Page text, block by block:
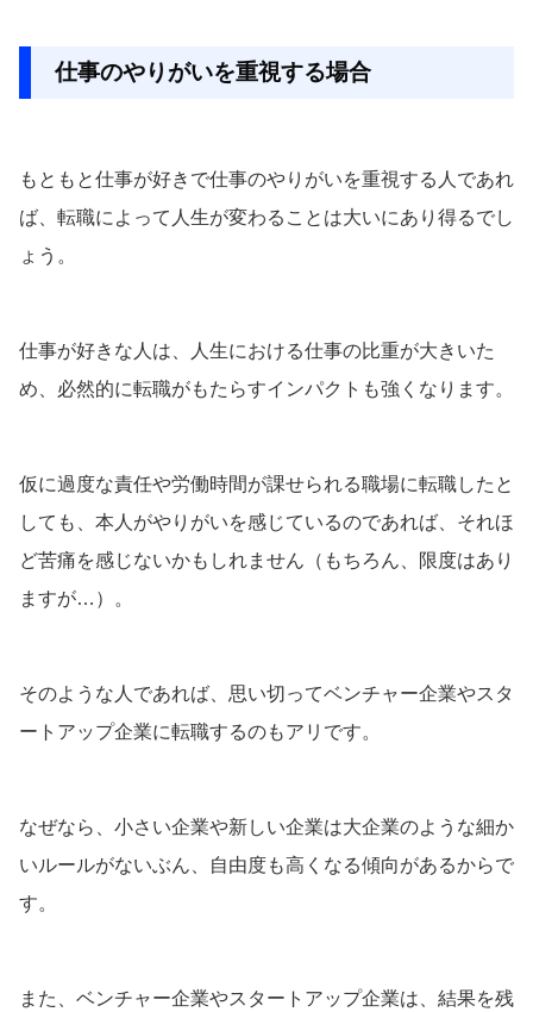
仕事のやりがいを重視する場合
もともと仕事が好きで仕事のやりがいを重視する人であれ
ば、転職によって人生が変わることは大いにあり得るでし
ょう。
仕事が好きな人は、人生における仕事の比重が大きいた
め、必然的に転職がもたらすインパクトも強くなります。
仮に過度な責任や労働時間が課せられる職場に転職したと
しても、本人がやりがいを感じているのであれば、それほ
ど苦痛を感じないかもしれません（もちろん、限度はあり
ますが…）。
そのような人であれば、思い切ってベンチャー企業やスタ
ートアップ企業に転職するのもアリです。
なぜなら、小さい企業や新しい企業は大企業のような細か
いルールがないぶん、自由度も高くなる傾向があるからで
す。
また、ベンチャー企業やスタートアップ企業は、結果を残